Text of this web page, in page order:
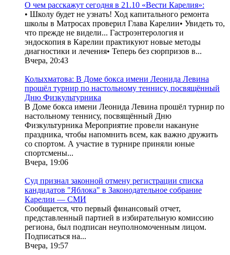
О чем расскажут сегодня в 21.10 «Вести Карелия»:
• Школу будет не узнать! Ход капитального ремонта
школы в Матросах проверил Глава Карелии• Увидеть то,
что прежде не видели... Гастроэнтерология и
эндоскопия в Карелии практикуют новые методы
диагностики и лечения• Теперь без сюрпризов в...
Вчера, 20:43
Колыхматова: В Доме бокса имени Леонида Левина
прошёл турнир по настольному теннису, посвящённый
Дню Физкультурника
В Доме бокса имени Леонида Левина прошёл турнир по
настольному теннису, посвящённый Дню
Физкультурника Мероприятие провели накануне
праздника, чтобы напомнить всем, как важно дружить
со спортом. А участие в турнире приняли юные
спортсмены...
Вчера, 19:06
Суд признал законной отмену регистрации списка
кандидатов "Яблока" в Законодательное собрание
Карелии — СМИ
Сообщается, что первый финансовый отчет,
представленный партией в избирательную комиссию
региона, был подписан неуполномоченным лицом.
Подписаться на...
Вчера, 19:57